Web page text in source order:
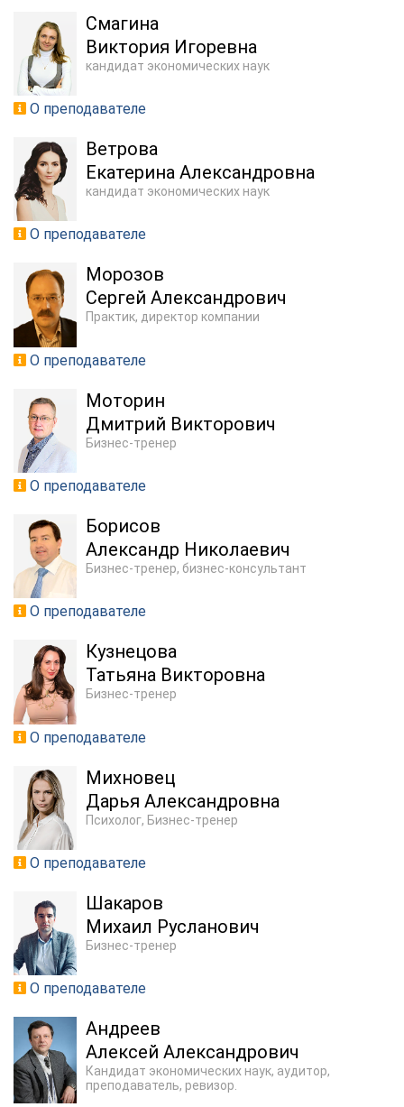
Смагина
Виктория Игоревна
кандидат экономических наук
О преподавателе
Ветрова
Екатерина Александровна
кандидат экономических наук
О преподавателе
Морозов
Сергей Александрович
Практик, директор компании
О преподавателе
Моторин
Дмитрий Викторович
Бизнес-тренер
О преподавателе
Борисов
Александр Николаевич
Бизнес-тренер, бизнес-консультант
О преподавателе
Кузнецова
Татьяна Викторовна
Бизнес-тренер
О преподавателе
Михновец
Дарья Александровна
Психолог, Бизнес-тренер
О преподавателе
Шакаров
Михаил Русланович
Бизнес-тренер
О преподавателе
Андреев
Алексей Александрович
Кандидат экономических наук, аудитор,
преподаватель, ревизор.